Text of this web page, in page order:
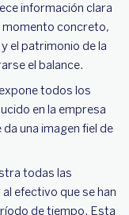
información clara
momento concreto,
el patrimonio de la
el balance.
expone todos los
en la empresa
una imagen fiel de
todas las
efectivo que se han
de tiempo. Esta